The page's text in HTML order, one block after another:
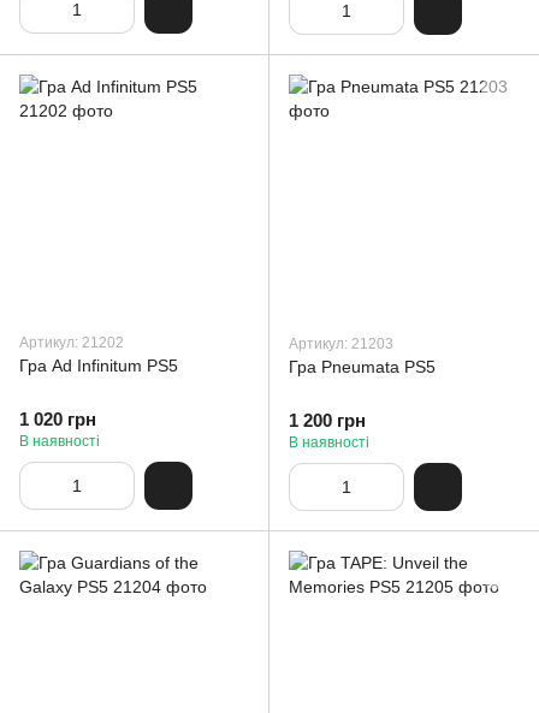
Артикул: 21202
Гра Ad Infinitum PS5
1 020 грн
В наявності
Артикул: 21203
Гра Pneumata PS5
1 200 грн
В наявності